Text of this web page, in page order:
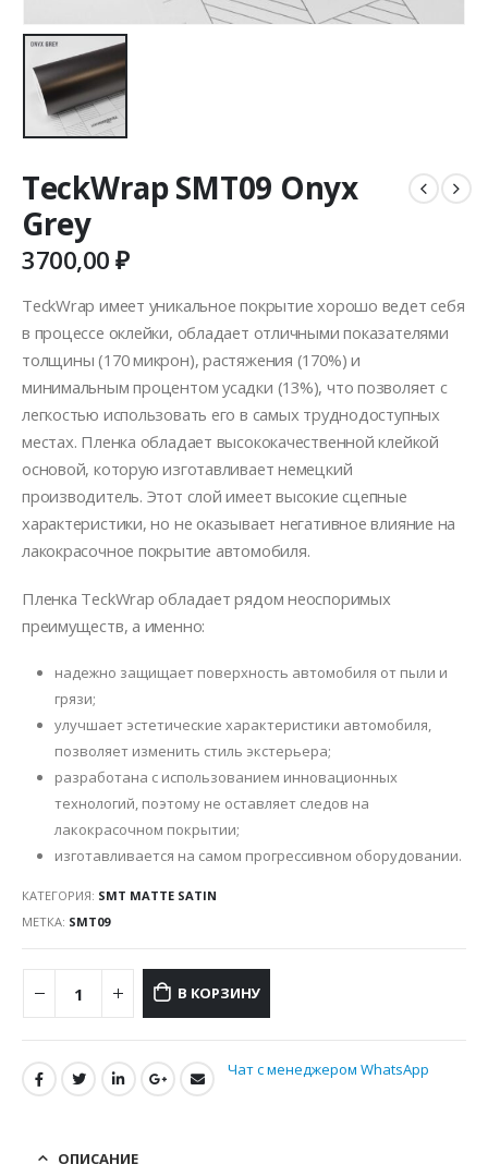
TeckWrap SMT09 Onyx
Grey
3700,00₽
TeckWrap имеет уникальное покрытие хорошо ведет себя
в процессе оклейки, обладает отличными показателями
толщины (170 микрон), растяжения (170%) и
минимальным процентом усадки (13%), что позволяет с
легкостью использовать его в самых труднодоступных
местах. Пленка обладает высококачественной клейкой
основой, которую изготавливает немецкий
производитель. Этот слой имеет высокие сцепные
характеристики, но не оказывает негативное влияние на
лакокрасочное покрытие автомобиля.
Пленка TeckWrap обладает рядом неоспоримых
преимуществ, а именно:
надежно защищает поверхность автомобиля от пыли и
грязи;
улучшает эстетические характеристики автомобиля,
позволяет изменить стиль экстерьера;
разработана с использованием инновационных
технологий, поэтому не оставляет следов на
лакокрасочном покрытии;
изготавливается на самом прогрессивном оборудовании.
КАТЕГОРИЯ: SMT MATTE SATIN
МЕТКА: SMT09
В КОРЗИНУ
Чат с менеджером WhatsApp
ОПИСАНИЕ